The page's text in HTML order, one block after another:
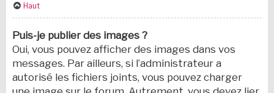
Haut
Puis-je publier des images ?
Oui, vous pouvez afficher des images dans vos
messages. Par ailleurs, si l’administrateur a
autorisé les fichiers joints, vous pouvez charger